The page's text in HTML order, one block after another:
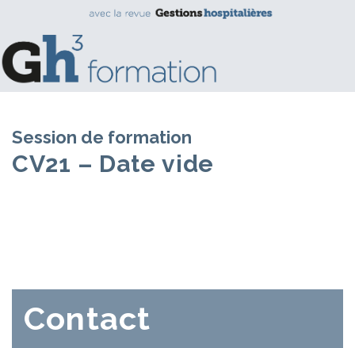
Session de formation
CV21 – Date vide
Contact